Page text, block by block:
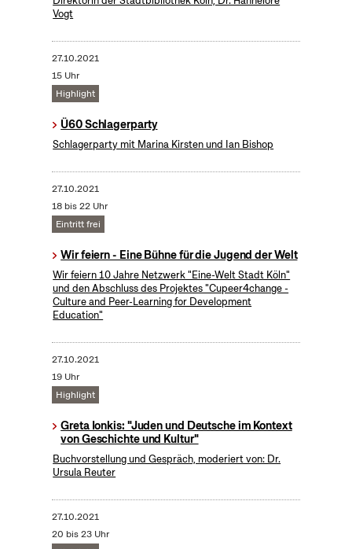
Vogt
27.10.2021
15 Uhr
Highlight
Ü60 Schlagerparty
Schlagerparty mit Marina Kirsten und Ian Bishop
27.10.2021
18 bis 22 Uhr
Eintritt frei
Wir feiern - Eine Bühne für die Jugend der Welt
Wir feiern 10 Jahre Netzwerk "Eine-Welt Stadt Köln"
und den Abschluss des Projektes "Cupeer4change -
Culture and Peer-Learning for Development
Education"
27.10.2021
19 Uhr
Highlight
Greta Ionkis: "Juden und Deutsche im Kontext
von Geschichte und Kultur"
Buchvorstellung und Gespräch, moderiert von: Dr.
Ursula Reuter
27.10.2021
20 bis 23 Uhr